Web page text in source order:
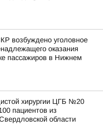
возбуждено уголовное
оказания
пассажиров в Нижнем
хирургии ЦГБ №20
пациентов из
области